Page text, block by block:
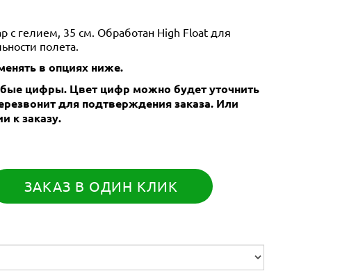
с гелием, 35 см. Обработан High Float для
полета.
в опциях ниже.
цифры. Цвет цифр можно будет уточнить
для подтверждения заказа. Или
к заказу.
ЗАКАЗ В ОДИН КЛИК